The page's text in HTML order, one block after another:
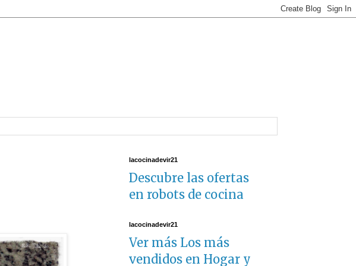
lacocinadevir21
Descubre las ofertas
en robots de cocina
lacocinadevir21
Ver más Los más
vendidos en Hogar y